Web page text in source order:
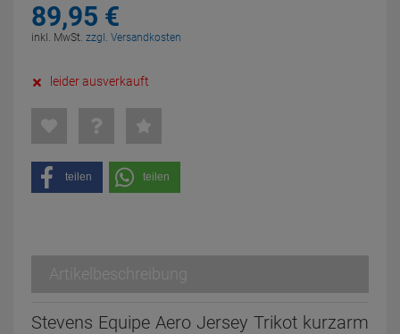
89,95 €
inkl. MwSt. zzgl. Versandkosten
leider ausverkauft
teilen teilen
Artikelbeschreibung
Stevens Equipe Aero Jersey Trikot kurzarm